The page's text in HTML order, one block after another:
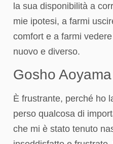
la sua disponibilità a
mie ipotesi, a farmi
comfort e a farmi
nuovo e diverso.
Gosho
È frustrante, perché ho
perso qualcosa di
che mi è stato tenuto